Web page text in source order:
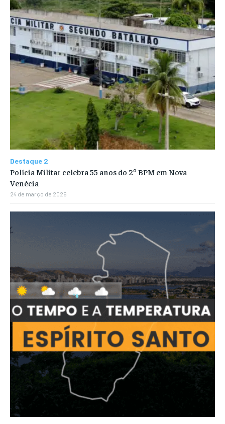
Destaque 2
Polícia Militar celebra 55 anos do 2º BPM em Nova
Venécia
24 de março de 2026